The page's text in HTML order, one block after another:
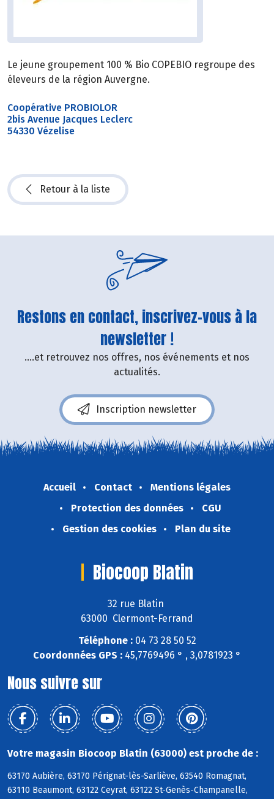
Le jeune groupement 100 % Bio COPEBIO regroupe des
éleveurs de la région Auvergne.
Coopérative PROBIOLOR
2bis Avenue Jacques Leclerc
54330 Vézelise
Retour à la liste
Restons en contact, inscrivez-vous à la
newsletter !
....et retrouvez nos offres, nos événements et nos
actualités.
Inscription newsletter
Accueil Contact
Mentions légales
Protection des données
CGU
Gestion des cookies
Plan du site
Biocoop Blatin
32 rue Blatin
63000 Clermont-Ferrand
Téléphone :04 73 28 50 52
Coordonnées GPS : 45,7769496 ° , 3,0781923 °
Nous suivre sur
Votre magasin Biocoop Blatin (63000) est proche de :
63170 Aubière, 63170 Pérignat-lès-Sarliève, 63540 Romagnat,
63110 Beaumont, 63122 Ceyrat, 63122 St-Genès-Champanelle,